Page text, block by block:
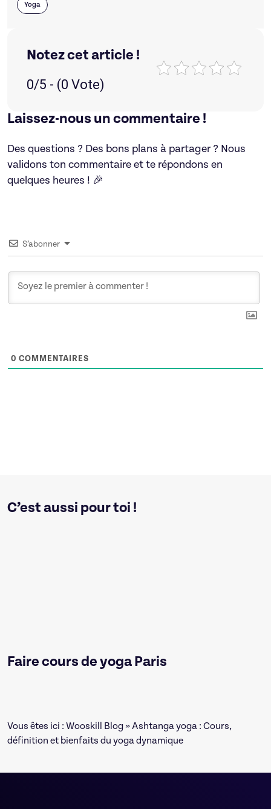
Yoga
Notez cet article !
0/5 - (0 Vote)
Laissez-nous un commentaire !
Des questions ? Des bons plans à partager ? Nous
validons ton commentaire et te répondons en
quelques heures ! 🎉
S’abonner
0 COMMENTAIRES
C’est aussi pour toi !
Faire cours de yoga Paris
Vous êtes ici : Wooskill Blog » Ashtanga yoga : Cours,
définition et bienfaits du yoga dynamique